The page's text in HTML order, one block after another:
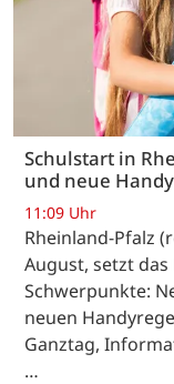
Schulstart in
und neue
11:09 Uhr
Rheinland-Pfalz
August, setzt
Schwerpunkte:
neuen
Ganztag,
…